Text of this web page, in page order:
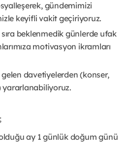
gündemimizi
keyifli vakit geçiriyoruz.
beklenmedik günlerde ufak
motivasyon ikramları
davetiyelerden (konser,
ay 1 günlük doğum günü